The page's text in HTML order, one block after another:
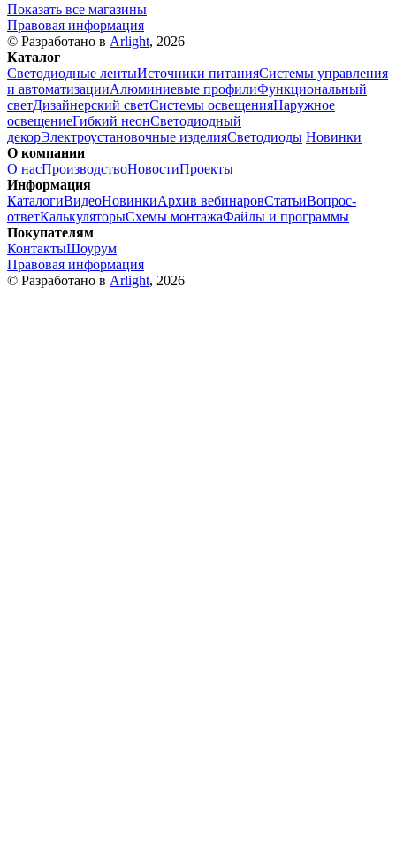
Показать все магазины
Правовая информация
© Разработано в Arlight, 2026
Каталог
Светодиодные лентыИсточники питанияСистемы управления
и автоматизацииАлюминиевые профилиФункциональный
светДизайнерский светСистемы освещенияНаружное
освещениеГибкий неонСветодиодный
декорЭлектроустановочные изделияСветодиоды Новинки
О компании
О насПроизводствоНовостиПроекты
Информация
КаталогиВидеоНовинкиАрхив вебинаровСтатьиВопрос-
ответКалькуляторыСхемы монтажаФайлы и программы
Покупателям
КонтактыШоурум
Правовая информация
© Разработано в Arlight, 2026